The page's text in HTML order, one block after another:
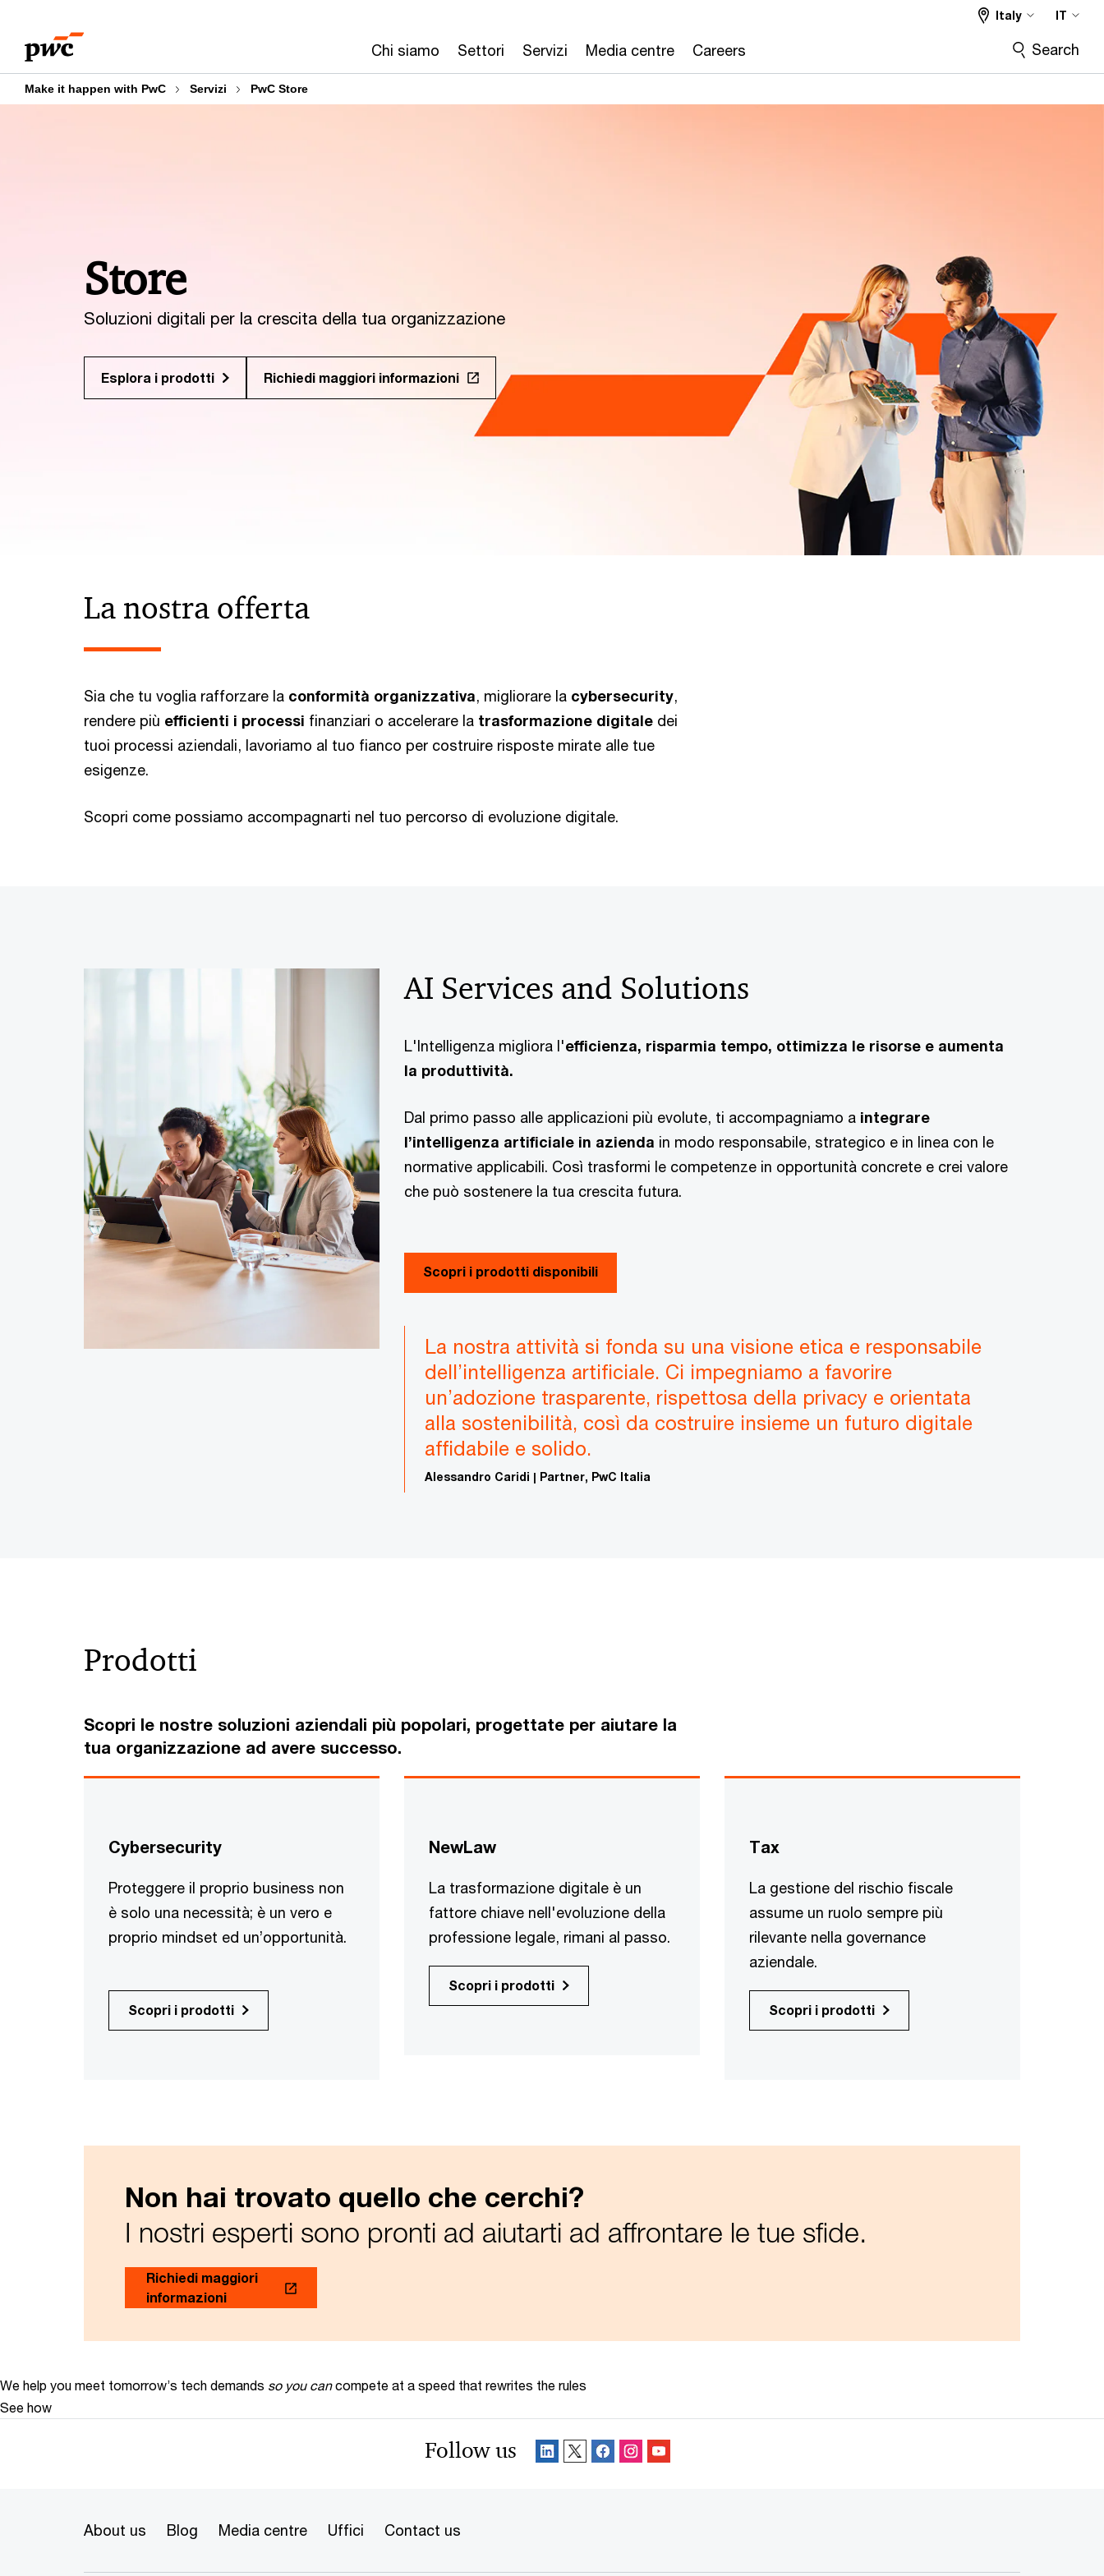
content
footer
Chi siamo Settori Servizi Media centre Careers
Italy IT
Search
Make it happen with PwC Servizi PwC Store
Soluzioni digitali per la crescita della tua organizzazione
Store
Esplora i prodotti Richiedi maggiori informazioni
La nostra offerta
Sia che tu voglia rafforzare la conformità organizzativa, migliorare la cybersecurity,
rendere più efficienti i processi finanziari o accelerare la trasformazione digitale dei
tuoi processi aziendali, lavoriamo al tuo fianco per costruire risposte mirate alle tue
esigenze.
Scopri come possiamo accompagnarti nel tuo percorso di evoluzione digitale.
AI Services and Solutions
L'Intelligenza migliora l'efficienza, risparmia tempo, ottimizza le risorse e aumenta
la produttività.
Dal primo passo alle applicazioni più evolute, ti accompagniamo a integrare
l’intelligenza artificiale in azienda in modo responsabile, strategico e in linea con le
normative applicabili. Così trasformi le competenze in opportunità concrete e crei valore
che può sostenere la tua crescita futura.
Scopri i prodotti disponibili
La nostra attività si fonda su una visione etica e responsabile
dell’intelligenza artificiale. Ci impegniamo a favorire
un’adozione trasparente, rispettosa della privacy e orientata
alla sostenibilità, così da costruire insieme un futuro digitale
affidabile e solido.
Alessandro Caridi | Partner, PwC Italia
Prodotti
Scopri le nostre soluzioni aziendali più popolari, progettate per aiutare la
tua organizzazione ad avere successo.
Cybersecurity
Proteggere il proprio business non
è solo una necessità; è un vero e
proprio mindset ed un’opportunità.
Scopri i prodotti
NewLaw
La trasformazione digitale è un
fattore chiave nell'evoluzione della
professione legale, rimani al passo.
Scopri i prodotti
Tax
La gestione del rischio fiscale
assume un ruolo sempre più
rilevante nella governance
aziendale.
Scopri i prodotti
Non hai trovato quello che cerchi?
I nostri esperti sono pronti ad aiutarti ad affrontare le tue sfide.
Richiedi maggiori
informazioni
We help you meet tomorrow’s tech demands so you can compete at a speed that rewrites the rules
See how
Follow us
About us Blog Media centre Uffici Contact us